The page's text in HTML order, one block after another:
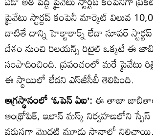
ప్రైవేటు స్టార్టప్‌ కంపెనీ మార్కెట్‌ విలువ
దాటితే దాన్ని హెక్టాకార్న్‌ లేదా సూపర్‌
దేశం నుంచి రిలయన్స్‌ రిటైల్‌ ఒక్కటే ఈ
సంపాదించింది. ప్రపంచంలో మరే ప్రైవేటు
ఈ స్థాయిలో లేదని ఎస్‌జీసీబీ తెలిపింది.
అగ్రస్థానంలో ‘ఓపెన్‌ ఏఐ’:ఈ తాజా
ఆంథ్రోపిక్‌, ఇలాన్‌ మస్క్‌ నిర్వహణలోని స్పేస్‌